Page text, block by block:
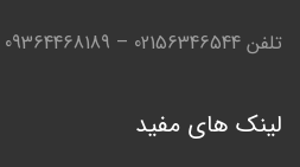
تلفن 02156346544 – 09364468189 – 09125236176
لینک های مفید